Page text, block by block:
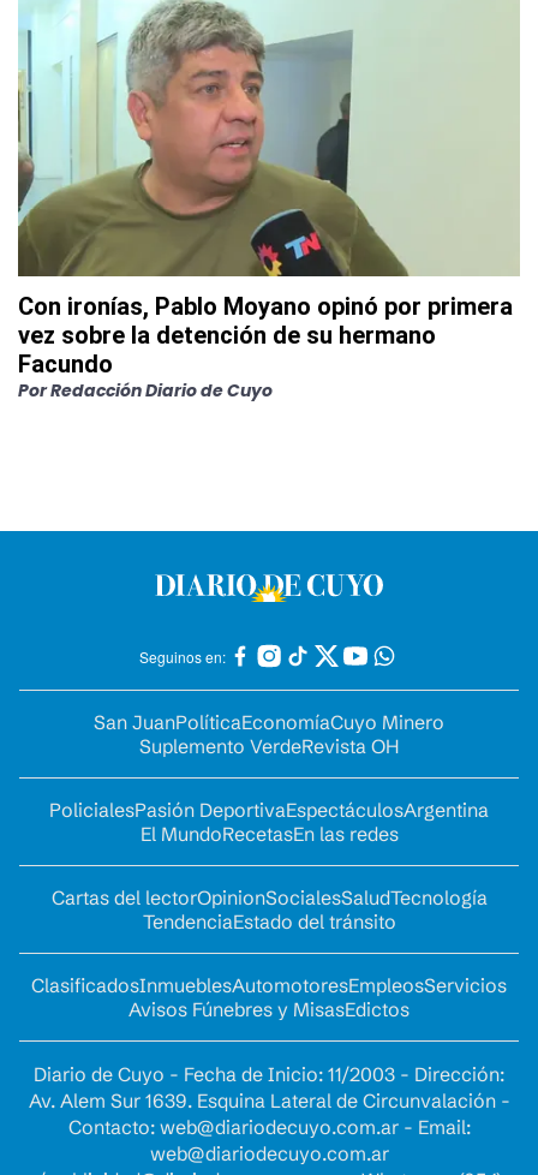
Con ironías, Pablo Moyano opinó por primera
vez sobre la detención de su hermano
Facundo
PorRedacción Diario de Cuyo
Seguinos en:
San JuanPolíticaEconomíaCuyo Minero
Suplemento VerdeRevista OH
PolicialesPasión DeportivaEspectáculosArgentina
El MundoRecetasEn las redes
Cartas del lectorOpinionSocialesSaludTecnología
TendenciaEstado del tránsito
ClasificadosInmueblesAutomotoresEmpleosServicios
Avisos Fúnebres y MisasEdictos
Diario de Cuyo - Fecha de Inicio: 11/2003 - Dirección:
Av. Alem Sur 1639. Esquina Lateral de Circunvalación -
Contacto: web@diariodecuyo.com.ar- Email:
web@diariodecuyo.com.ar